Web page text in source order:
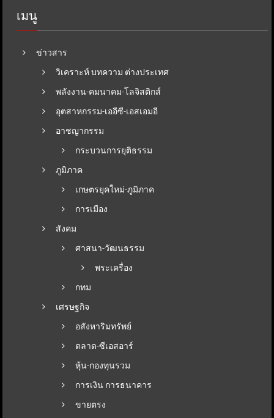
เมนู
ข่าวสาร
วิเคราะห์ บทความ ต่างประเทศ
พลังงาน-คมนาคม-โลจิสติกส์
อุตสาหกรรม-เออีซี-เอสเอมอี
อาชญากรรม
กระบวนการยุติธรรม
ภูมิภาค
เกษตรยุคใหม่-ภูมิภาค
การเมือง
สังคม
ศาสนา-วัฒนธรรม
พระเครื่อง
กทม
เศรษฐกิจ
อสังหาริมทรัพย์
ตลาด-ซีเอสอาร์
หุ้น-กองทุนรวม
การเงิน การธนาคาร
ขายตรง